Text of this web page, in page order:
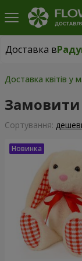
Доставка в
Доставка в
Доставка квітів у
Замовити
Сортування: